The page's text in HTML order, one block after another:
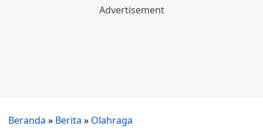
Beranda » Berita » Olahraga